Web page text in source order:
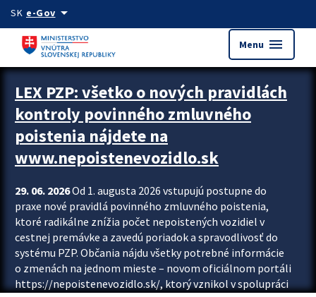
Preskocit na hlavný obsah
SK e-Govarrow_drop_down
Menu menu
Zastavit automatický posun upútavok
LEX PZP: všetko o nových pravidlách
kontroly povinného zmluvného
poistenia nájdete na
www.nepoistenevozidlo.sk
29. 06. 2026Od 1. augusta 2026 vstupujú postupne do
praxe nové pravidlá povinného zmluvného poistenia,
ktoré radikálne znížia počet nepoistených vozidiel v
cestnej premávke a zavedú poriadok a spravodlivosť do
systému PZP. Občania nájdu všetky potrebné informácie
o zmenách na jednom mieste – novom oficiálnom portáli
https://nepoistenevozidlo.sk/, ktorý vznikol v spolupráci